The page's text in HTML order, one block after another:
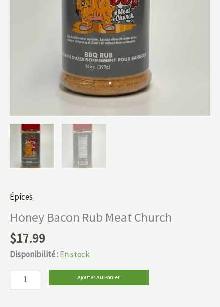
Épices
Honey Bacon Rub Meat Church
$17.99
Disponibilité :En stock
Ajouter Au Panier